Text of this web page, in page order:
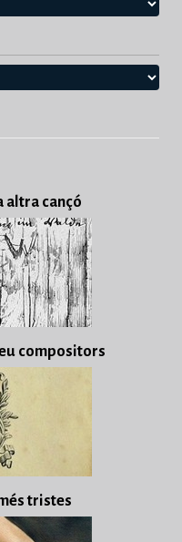
altra cançó
compositors
tristes